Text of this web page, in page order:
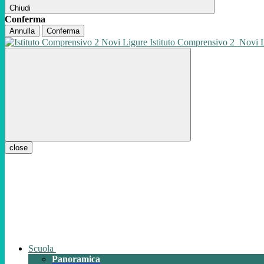
Chiudi
Conferma
Annulla Conferma
Istituto Comprensivo 2 Novi
close
Scuola
Panoramica